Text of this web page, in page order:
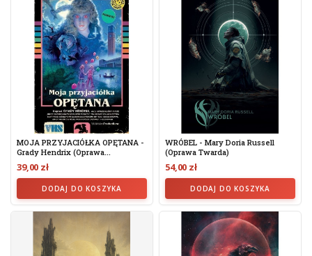
MOJA PRZYJACIÓŁKA OPĘTANA -
Grady Hendrix (oprawa...
39,00 zł
DODAJ DO KOSZYKA
WRÓBEL - Mary Doria Russell
(oprawa Twarda)
54,00 zł
DODAJ DO KOSZYKA